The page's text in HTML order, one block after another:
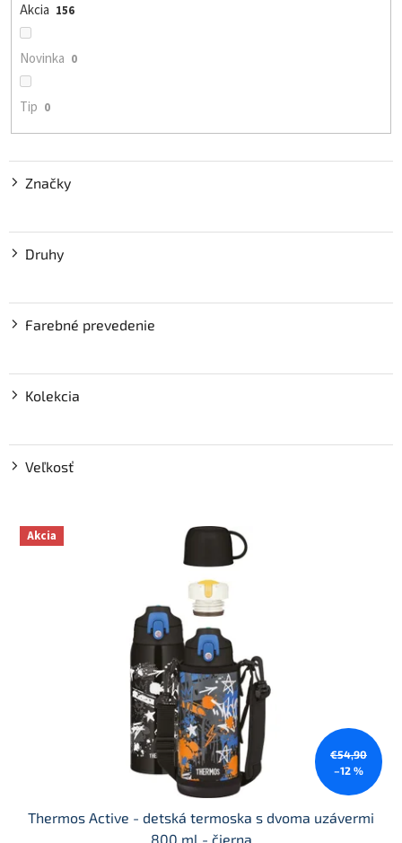
Akcia 156
Novinka 0
Tip 0
Značky
Druhy
Farebné prevedenie
Kolekcia
Veľkosť
Akcia
€54,90
–12 %
Thermos Active - detská termoska s dvoma uzávermi
800 ml - čierna